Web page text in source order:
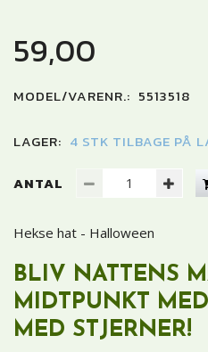
59,00
MODEL/VARENR.: 5513518
LAGER: 4 STK TILBAGE PÅ
ANTAL
Hekse hat - Halloween
BLIV NATTENS
MIDTPUNKT
MED STJERNER!